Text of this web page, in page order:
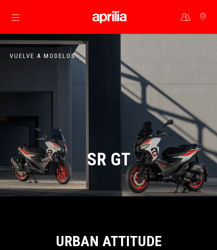
Ir al contenido principal
VUELVE A MODELOS
SR GT
URBAN ATTITUDE